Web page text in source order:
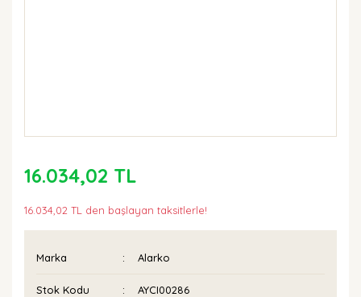
16.034,02 TL
16.034,02 TL den başlayan taksitlerle!
Marka Alarko
Stok Kodu AYCI00286